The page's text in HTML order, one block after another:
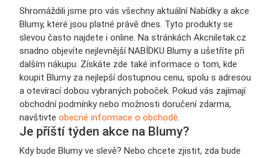
Shromáždili jsme pro vás všechny aktuální Nabídky a akce
Blumy, které jsou platné právě dnes. Tyto produkty se
slevou často najdete i online. Na stránkách Akcniletak.cz
snadno objevíte nejlevnější NABÍDKU Blumy a ušetříte při
dalším nákupu. Získáte zde také informace o tom, kde
koupit Blumy za nejlepší dostupnou cenu, spolu s adresou
a otevírací dobou vybraných poboček. Pokud vás zajímají
obchodní podmínky nebo možnosti doručení zdarma,
navštivte obecné informace o obchodě.
Je příští týden akce na Blumy?
Kdy bude Blumy ve slevě? Nebo chcete zjistit, zda bude